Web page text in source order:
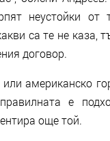
неустойки от
са те не каза,
договор.
или американско
е
още той.